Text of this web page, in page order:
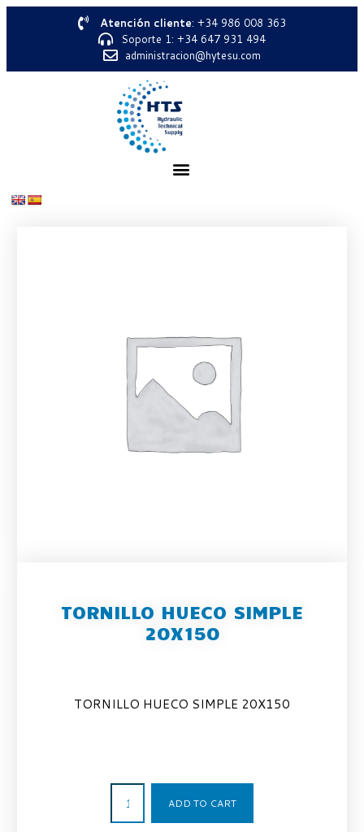
Atención cliente: +34 986 008 363
Soporte 1: +34 647 931 494
administracion@hytesu.com
TORNILLO HUECO SIMPLE
20X150
TORNILLO HUECO SIMPLE 20X150
ADD TO CART